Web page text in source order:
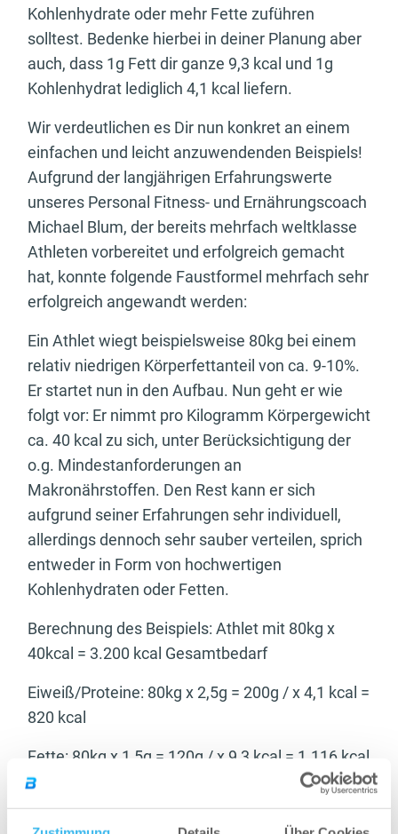
Kohlenhydrate oder mehr Fette zuführen
solltest. Bedenke hierbei in deiner Planung aber
auch, dass 1g Fett dir ganze 9,3 kcal und 1g
Kohlenhydrat lediglich 4,1 kcal liefern.
Wir verdeutlichen es Dir nun konkret an einem
einfachen und leicht anzuwendenden Beispiels!
Aufgrund der langjährigen Erfahrungswerte
unseres Personal Fitness- und Ernährungscoach
Michael Blum, der bereits mehrfach weltklasse
Athleten vorbereitet und erfolgreich gemacht
hat, konnte folgende Faustformel mehrfach sehr
erfolgreich angewandt werden:
Ein Athlet wiegt beispielsweise 80kg bei einem
relativ niedrigen Körperfettanteil von ca. 9-10%.
Er startet nun in den Aufbau. Nun geht er wie
folgt vor: Er nimmt pro Kilogramm Körpergewicht
ca. 40 kcal zu sich, unter Berücksichtigung der
o.g. Mindestanforderungen an
Makronährstoffen. Den Rest kann er sich
aufgrund seiner Erfahrungen sehr individuell,
allerdings dennoch sehr sauber verteilen, sprich
entweder in Form von hochwertigen
Kohlenhydraten oder Fetten.
Berechnung des Beispiels: Athlet mit 80kg x
40kcal = 3.200 kcal Gesamtbedarf
Eiweiß/Proteine: 80kg x 2,5g = 200g / x 4,1 kcal =
820 kcal
Fette: 80kg x 1,5g = 120g / x 9,3 kcal = 1.116 kcal
Nun nehmen wir die Menge an kcal aus
Proteinen und Fetten und rechnen diese den